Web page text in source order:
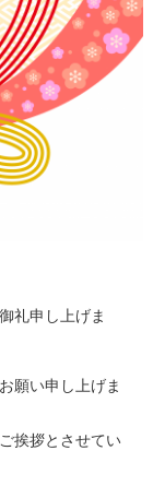
礼申し上げま
願い申し上げま
挨拶とさせてい